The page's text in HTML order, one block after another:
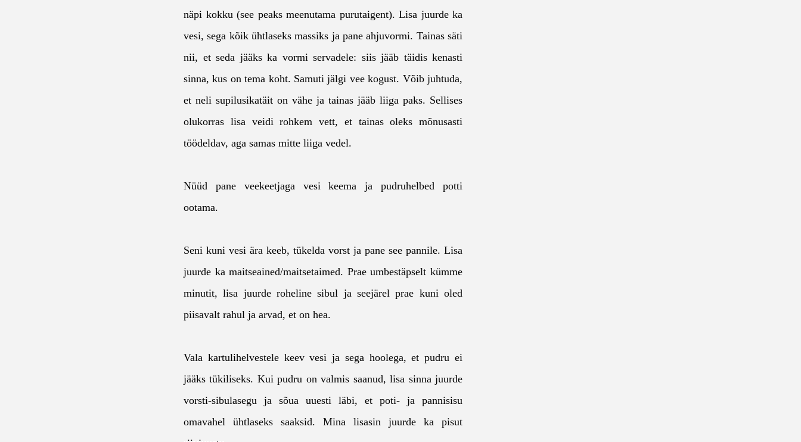
näpi kokku (see peaks meenutama purutaigent). Lisa juurde ka
vesi, sega kõik ühtlaseks massiks ja pane ahjuvormi. Tainas säti
nii, et seda jääks ka vormi servadele: siis jääb täidis kenasti
sinna, kus on tema koht. Samuti jälgi vee kogust. Võib juhtuda,
et neli supilusikatäit on vähe ja tainas jääb liiga paks. Sellises
olukorras lisa veidi rohkem vett, et tainas oleks mõnusasti
töödeldav, aga samas mitte liiga vedel.
Nüüd pane veekeetjaga vesi keema ja pudruhelbed potti
ootama.
Seni kuni vesi ära keeb, tükelda vorst ja pane see pannile. Lisa
juurde ka maitseained/maitsetaimed. Prae umbestäpselt kümme
minutit, lisa juurde roheline sibul ja seejärel prae kuni oled
piisavalt rahul ja arvad, et on hea.
Vala kartulihelvestele keev vesi ja sega hoolega, et pudru ei
jääks tükiliseks. Kui pudru on valmis saanud, lisa sinna juurde
vorsti-sibulasegu ja sõua uuesti läbi, et poti- ja pannisisu
omavahel ühtlaseks saaksid. Mina lisasin juurde ka pisut